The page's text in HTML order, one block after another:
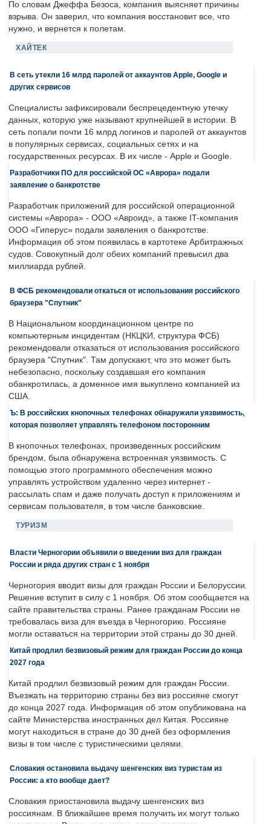
По словам Джеффа Безоса, компания выясняет причины
взрыва. Он заверил, что компания восстановит все, что
нужно, и вернется к полетам.
ХАЙТЕК
В сеть утекли 16 млрд паролей от аккаунтов Apple, Google и
других сервисов
Специалисты зафиксировали беспрецедентную утечку
данных, которую уже называют крупнейшей в истории. В
сеть попали почти 16 млрд логинов и паролей от аккаунтов
в популярных сервисах, социальных сетях и на
государственных ресурсах. В их числе - Apple и Google.
Разработчики ПО для российской ОС «Аврора» подали
заявление о банкротстве
Разработчик приложений для российской операционной
системы «Аврора» - ООО «Авроид», а также IT-компания
ООО «Гиперус» подали заявления о банкротстве.
Информация об этом появилась в картотеке Арбитражных
судов. Совокупный долг обеих компаний превысил два
миллиарда рублей.
В ФСБ рекомендовали откаться от использования российского
браузера "Спутник"
В Национальном координационном центре по
компьютерным инцидентам (НКЦКИ, структура ФСБ)
рекомендовали отказаться от использования российского
браузера "Спутник". Там допускают, что это может быть
небезопасно, поскольку создавшая его компания
обанкротилась, а доменное имя выкуплено компанией из
США.
Ъ: В российских кнопочных телефонах обнаружили уязвимость,
которая позволяет управлять телефоном посторонним
В кнопочных телефонах, произведенных российским
брендом, была обнаружена встроенная уязвимость. С
помощью этого программного обеспечения можно
управлять устройством удаленно через интернет -
рассылать спам и даже получать доступ к приложениям и
сервисам пользователя, в том числе банковские.
ТУРИЗМ
Власти Черногории объявили о введении виз для граждан
России и ряда других стран с 1 ноября
Черногория вводит визы для граждан России и Белоруссии.
Решение вступит в силу с 1 ноября. Об этом сообщается на
сайте правительства страны. Ранее гражданам России не
требовалась виза для въезда в Черногорию. Россияне
могли оставаться на территории этой страны до 30 дней.
Китай продлил безвизовый режим для граждан России до конца
2027 года
Китай продлил безвизовый режим для граждан России.
Въезжать на территорию страны без виз россияне смогут
до конца 2027 года. Информация об этом опубликована на
сайте Министерства иностранных дел Китая. Россияне
могут находиться в стране до 30 дней без оформления
визы в том числе с туристическими целями.
Словакия остановила выдачу шенгенских виз туристам из
России: а кто вообще дает?
Словакия приостановила выдачу шенгенских виз
россиянам. В ближайшее время получить их могут только